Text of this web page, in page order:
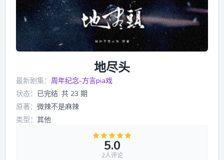
地尽头
最新剧集： 周年纪念-方言pia戏
状态： 已完结·共 23 期
原著： 微辣不是麻辣
类型： 其他
5.0
2人评论